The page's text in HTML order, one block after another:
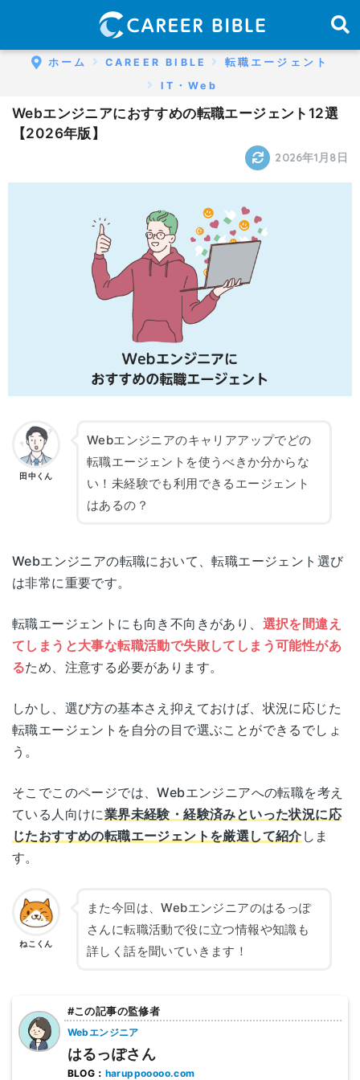
ホーム CAREER BIBLE
転職エージェント
IT・Web
Webエンジニアにおすすめの転職エージェント12選
【2026年版】
2026年1月8日
田中くん
Webエンジニアのキャリアアップでどの
転職エージェントを使うべきか分からな
い！未経験でも利用できるエージェント
はあるの？
Webエンジニアの転職において、転職エージェント選び
は非常に重要です。
転職エージェントにも向き不向きがあり、 選択を間違え
てしまうと大事な転職活動で失敗してしまう可能性があ
るため、注意する必要があります。
しかし、選び方の基本さえ抑えておけば、状況に応じた
転職エージェントを自分の目で選ぶことができるでしょ
う。
そこでこのページでは、Webエンジニアへの転職を考え
ている人向けに業界未経験・経験済みといった状況に応
じたおすすめの転職エージェントを厳選して紹介 しま
す。
ねこくん
また今回は、Webエンジニアのはるっぽ
さんに転職活動で役に立つ情報や知識も
詳しく話を聞いていきます！
#この記事の監修者
Webエンジニア
はるっぽさん
BLOG： haruppooooo.com